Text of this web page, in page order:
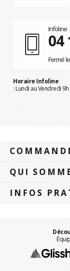
Infoline
04
Fermé
Horaire Infoline
: Lundi au Vendredi
QUI
INFOS